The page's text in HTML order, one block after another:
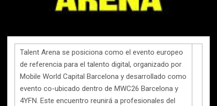
Talent Arena se posiciona como el evento europeo
de referencia para el talento digital, organizado por
Mobile World Capital Barcelona y desarrollado como
evento co-ubicado dentro de MWC26 Barcelona y
4YFN. Este encuentro reunirá a profesionales del